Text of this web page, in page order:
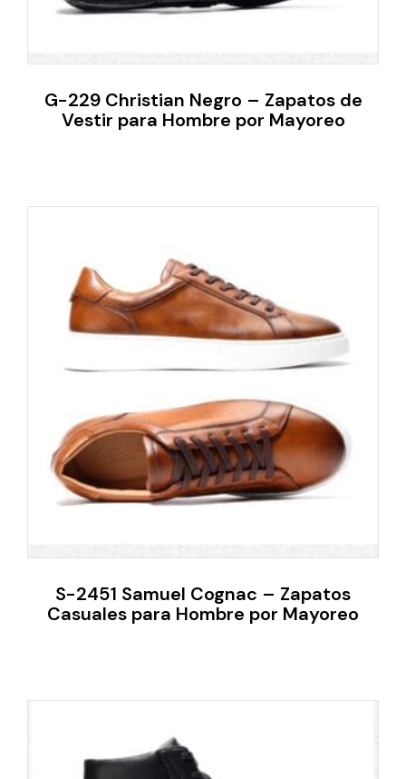
G-229 Christian Negro – Zapatos de
Vestir para Hombre por Mayoreo
S-2451 Samuel Cognac – Zapatos
Casuales para Hombre por Mayoreo